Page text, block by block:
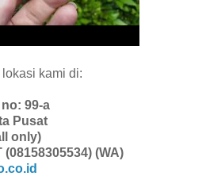
kami di:
99-a
Pusat
only)
(WA)